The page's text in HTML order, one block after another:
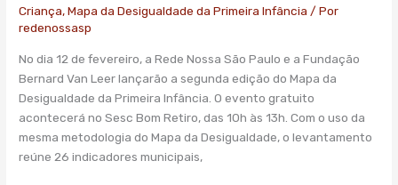
Criança,Mapa da Desigualdade da Primeira Infância / Por
redenossasp
No dia 12 de fevereiro, a Rede Nossa São Paulo e a Fundação
Bernard Van Leer lançarão a segunda edição do Mapa da
Desigualdade da Primeira Infância. O evento gratuito
acontecerá no Sesc Bom Retiro, das 10h às 13h. Com o uso da
mesma metodologia do Mapa da Desigualdade, o levantamento
reúne 26 indicadores municipais,
Primeira
Infância
lançado
no
dia
12
de
fevereiro